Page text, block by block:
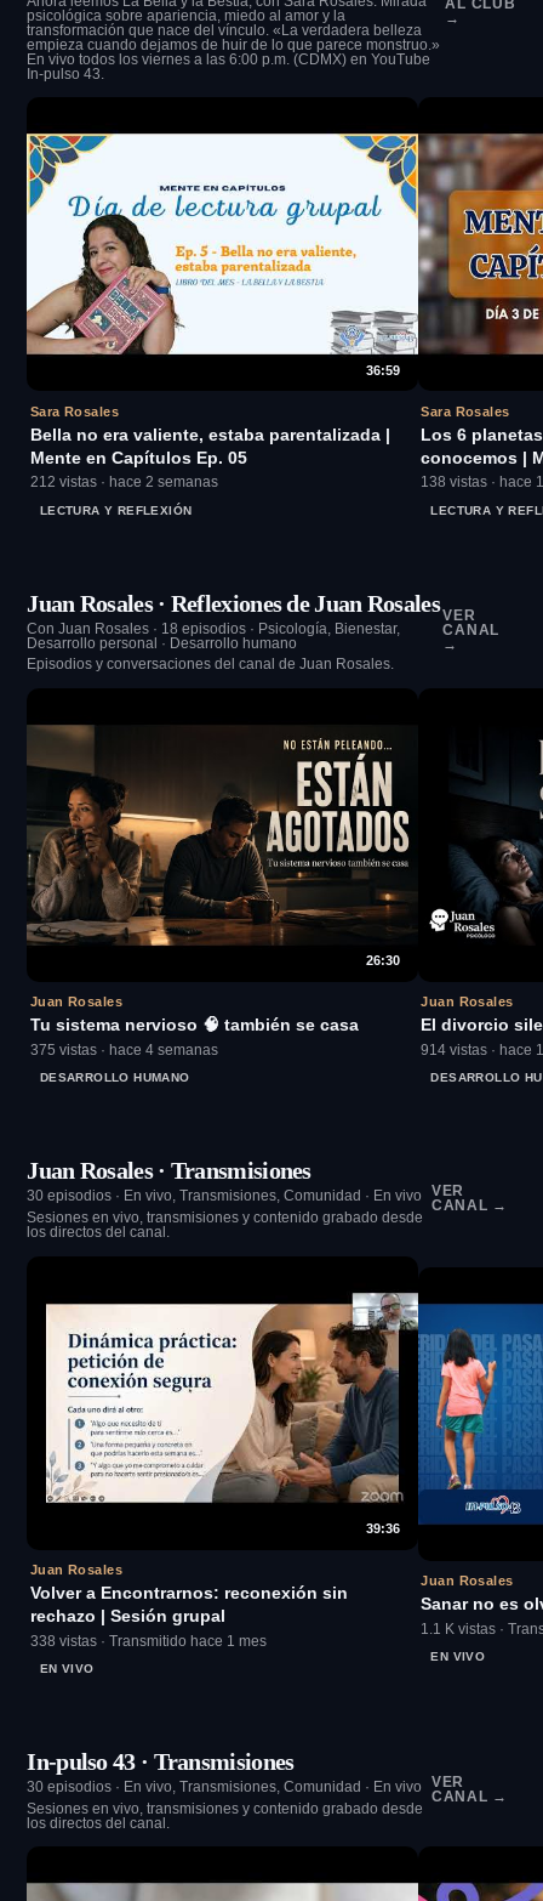
psicológica sobre apariencia, miedo al amor y la
transformación que nace del vínculo. «La verdadera belleza
empieza cuando dejamos de huir de lo que parece monstruo.»
En vivo todos los viernes a las 6:00 p.m. (CDMX) en YouTube
In-pulso 43.
AL CLUB
→
36:59
Sara Rosales
Bella no era valiente, estaba parentalizada |
Mente en Capítulos Ep. 05
212 vistas · hace 2 semanas
LECTURA Y REFLEXIÓN
Sara Rosales
Los 6
conocemos |
138 vistas · hace
LECTURA Y
Juan Rosales · Reflexiones de Juan Rosales
Con Juan Rosales · 18 episodios · Psicología, Bienestar,
Desarrollo personal · Desarrollo humano
Episodios y conversaciones del canal de Juan Rosales.
VER
CANAL
→
26:30
Juan Rosales
Tu sistema nervioso 🧠 también se casa
375 vistas · hace 4 semanas
DESARROLLO HUMANO
Juan Rosales
El divorcio
914 vistas · hace
DESARROLLO
Juan Rosales · Transmisiones
30 episodios · En vivo, Transmisiones, Comunidad · En vivo
Sesiones en vivo, transmisiones y contenido grabado desde
los directos del canal.
VER
CANAL →
39:36
Juan Rosales
Volver a Encontrarnos: reconexión sin
rechazo | Sesión grupal
338 vistas · Transmitido hace 1 mes
EN VIVO
Juan Rosales
Sanar no es
1.1 K vistas ·
EN VIVO
In-pulso 43 · Transmisiones
30 episodios · En vivo, Transmisiones, Comunidad · En vivo
Sesiones en vivo, transmisiones y contenido grabado desde
los directos del canal.
VER
CANAL →